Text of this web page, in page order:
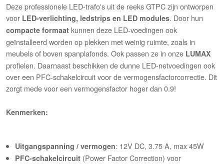
Deze professionele LED-trafo's uit de reeks GTPC zijn ontworpen
voor LED-verlichting, ledstrips en LED modules. Door hun
compacte formaat kunnen deze LED-voedingen ook
geïnstalleerd worden op plekken met weinig ruimte, zoals in
meubels of boven spanplafonds. Ook passen ze in onze LUMAX
profielen. Daarnaast beschikken de dunne LED-netvoedingen ook
over een PFC-schakelcircuit voor de vermogensfactorcorrectie. Dit
zorgt mede voor een vermogensfactor hoger dan 0.9!
Kenmerken:
Uitgangspanning / vermogen: 12V DC, 3.75 A, max 45W
PFC-schakelcircuit (Power Factor Correction) voor